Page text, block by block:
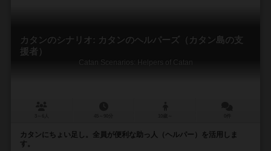
カタンのシナリオ: カタンのヘルパーズ（カタン島の支
援者）
Catan Scenarios: Helpers of Catan
カタンにちょい足し。全員が便利な助っ人（ヘルパー）を活用しま
す。